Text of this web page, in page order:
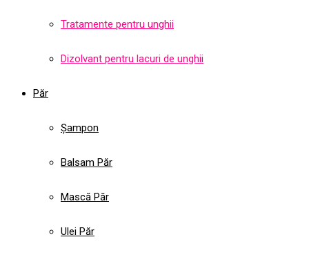
Tratamente pentru unghii
Dizolvant pentru lacuri de unghii
Păr
Șampon
Balsam Păr
Mască Păr
Ulei Păr